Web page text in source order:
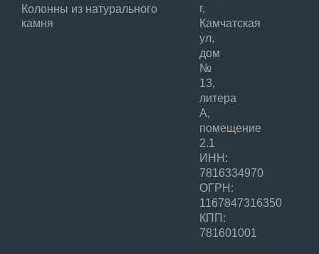
Колонны из натурального
камня
г,
Камчатская
ул,
дом
№
13,
литера
А,
помещение
2.1
ИНН:
7816334970
ОГРН:
1167847316350
КПП:
781601001